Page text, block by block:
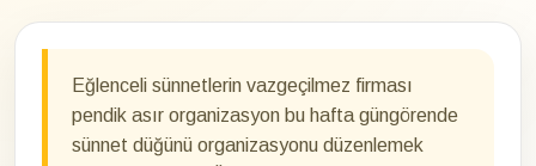
Eğlenceli sünnetlerin vazgeçilmez firması
pendik asır organizasyon bu hafta güngörende
sünnet düğünü organizasyonu düzenlemek